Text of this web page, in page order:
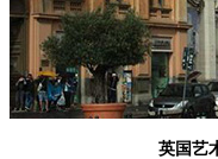
英国艺